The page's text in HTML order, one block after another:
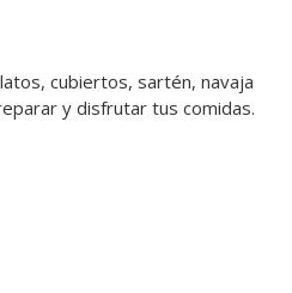
cubiertos, sartén, navaja
y disfrutar tus comidas.